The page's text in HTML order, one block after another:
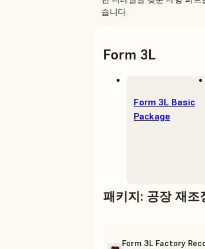
습니다.
Form 3L
Form 3L Basic
Package
패키지: 공장 재조
Form 3L Factory